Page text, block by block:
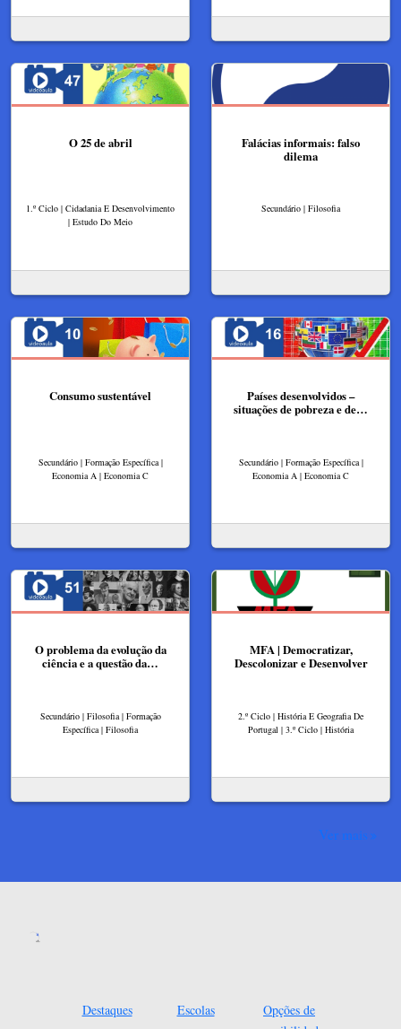
O 25 de abril
1.º Ciclo | Cidadania E Desenvolvimento
| Estudo Do Meio
Falácias informais: falso
dilema
Secundário | Filosofia
Consumo sustentável
Secundário | Formação Específica |
Economia A | Economia C
Países desenvolvidos –
situações de pobreza e de…
Secundário | Formação Específica |
Economia A | Economia C
O problema da evolução da
ciência e a questão da…
Secundário | Filosofia | Formação
Específica | Filosofia
MFA | Democratizar,
Descolonizar e Desenvolver
2.º Ciclo | História E Geografia De
Portugal | 3.º Ciclo | História
Ver mais
Destaques Escolas
Opções de